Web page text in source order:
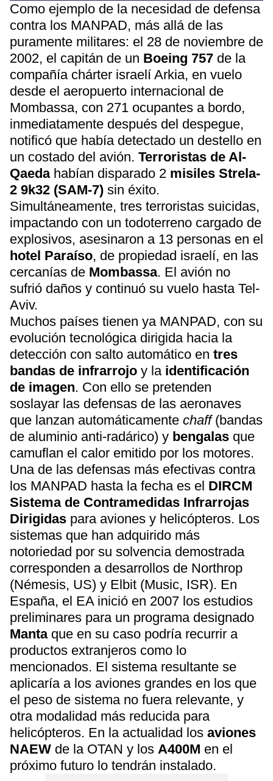
Como ejemplo de la necesidad de defensa
contra los MANPAD, más allá de las
puramente militares: el 28 de noviembre de
2002, el capitán de un Boeing 757 de la
compañía chárter israelí Arkia, en vuelo
desde el aeropuerto internacional de
Mombassa, con 271 ocupantes a bordo,
inmediatamente después del despegue,
notificó que había detectado un destello en
un costado del avión. Terroristas de Al-
Qaedahabían disparado 2 misiles Strela-
2 9k32 (SAM-7) sin éxito.
Simultáneamente, tres terroristas suicidas,
impactando con un todoterreno cargado de
explosivos, asesinaron a 13 personas en el
hotel Paraíso, de propiedad israelí, en las
cercanías de Mombassa. El avión no
sufrió daños y continuó su vuelo hasta Tel-
Aviv.
Muchos países tienen ya MANPAD, con su
evolución tecnológica dirigida hacia la
detección con salto automático en tres
bandas de infrarrojo y la identificación
de imagen. Con ello se pretenden
soslayar las defensas de las aeronaves
que lanzan automáticamente chaff (bandas
de aluminio anti-radárico) y bengalas que
camuflan el calor emitido por los motores.
Una de las defensas más efectivas contra
los MANPAD hasta la fecha es el DIRCM
Sistema de Contramedidas Infrarrojas
Dirigidas para aviones y helicópteros. Los
sistemas que han adquirido más
notoriedad por su solvencia demostrada
corresponden a desarrollos de Northrop
(Némesis, US) y Elbit (Music, ISR). En
España, el EA inició en 2007 los estudios
preliminares para un programa designado
Mantaque en su caso podría recurrir a
productos extranjeros como lo
mencionados. El sistema resultante se
aplicaría a los aviones grandes en los que
el peso de sistema no fuera relevante, y
otra modalidad más reducida para
helicópteros. En la actualidad los aviones
NAEW de la OTAN y los A400M en el
próximo futuro lo tendrán instalado.